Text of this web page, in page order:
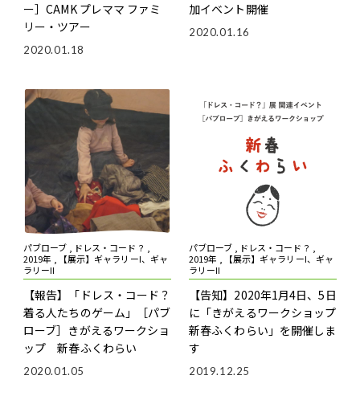
ー］CAMK プレママ ファミ
リー・ツアー
2020.01.18
加イベント開催
2020.01.16
パブローブ , ドレス・コード？ ,
2019年 , 【展示】ギャラリーI、ギャ
ラリーII
【報告】「ドレス・コード？――
着る人たちのゲーム」
［パブ
ローブ］きがえるワークショ
ップ 新春ふくわらい
2020.01.05
パブローブ , ドレス・コード？ ,
2019年 , 【展示】ギャラリーI、ギャ
ラリーII
【告知】2020年1月4日、5日
に「きがえるワークショップ
新春ふくわらい」を開催しま
す
2019.12.25